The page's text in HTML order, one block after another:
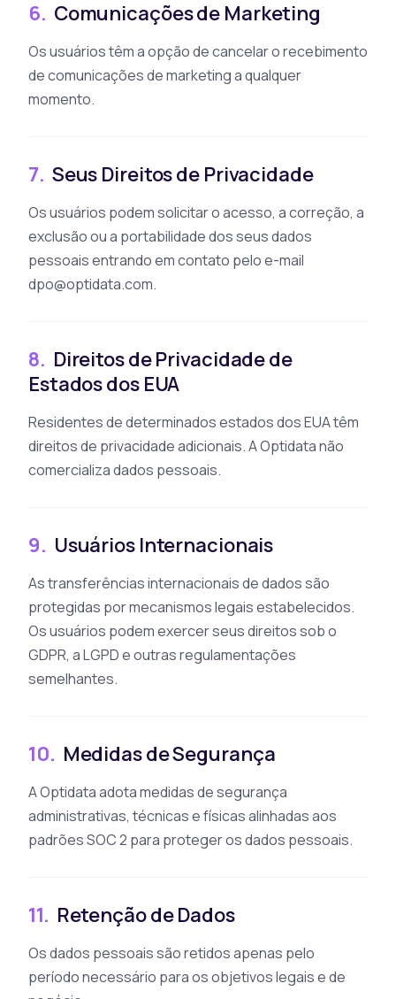
6. Comunicações de Marketing
Os usuários têm a opção de cancelar o recebimento
de comunicações de marketing a qualquer
momento.
7. Seus Direitos de Privacidade
Os usuários podem solicitar o acesso, a correção, a
exclusão ou a portabilidade dos seus dados
pessoais entrando em contato pelo e-mail
dpo@optidata.com.
8. Direitos de Privacidade de
Estados dos EUA
Residentes de determinados estados dos EUA têm
direitos de privacidade adicionais. A Optidata não
comercializa dados pessoais.
9. Usuários Internacionais
As transferências internacionais de dados são
protegidas por mecanismos legais estabelecidos.
Os usuários podem exercer seus direitos sob o
GDPR, a LGPD e outras regulamentações
semelhantes.
10. Medidas de Segurança
A Optidata adota medidas de segurança
administrativas, técnicas e físicas alinhadas aos
padrões SOC 2 para proteger os dados pessoais.
11. Retenção de Dados
Os dados pessoais são retidos apenas pelo
período necessário para os objetivos legais e de